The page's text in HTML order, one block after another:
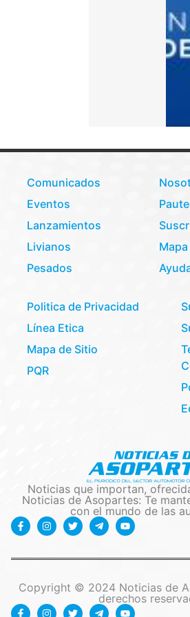
Comunicados
Eventos
Lanzamientos
Livianos
Pesados
Politica de Privacidad
Línea Etica
Mapa de Sitio
PQR
Noticias que importan,
Noticias de Asopartes: Te
con el mundo de las
Copyright © 2024 Noticias de
derechos